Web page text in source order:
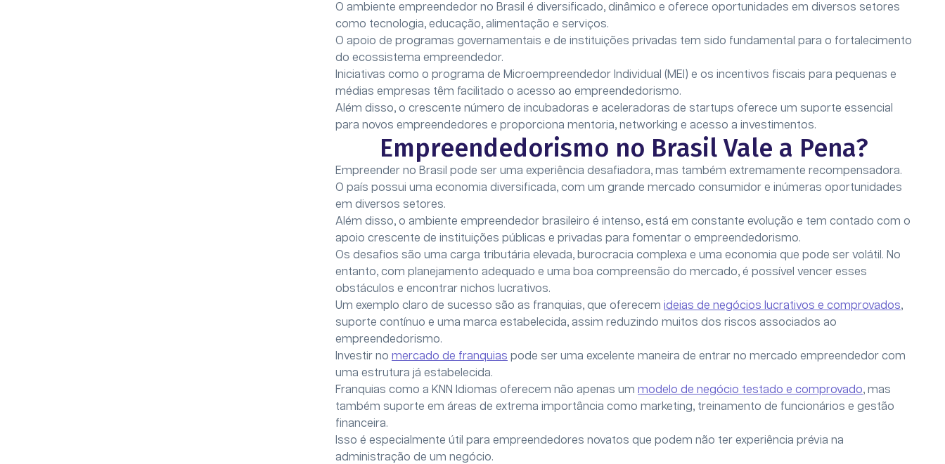
O ambiente empreendedor no Brasil é diversificado, dinâmico e oferece oportunidades em diversos setores
como tecnologia, educação, alimentação e serviços.
O apoio de programas governamentais e de instituições privadas tem sido fundamental para o fortalecimento
do ecossistema empreendedor.
Iniciativas como o programa de Microempreendedor Individual (MEI) e os incentivos fiscais para pequenas e
médias empresas têm facilitado o acesso ao empreendedorismo.
Além disso, o crescente número de incubadoras e aceleradoras de startups oferece um suporte essencial
para novos empreendedores e proporciona mentoria, networking e acesso a investimentos.
Empreendedorismo no Brasil Vale a Pena?
Empreender no Brasil pode ser uma experiência desafiadora, mas também extremamente recompensadora.
O país possui uma economia diversificada, com um grande mercado consumidor e inúmeras oportunidades
em diversos setores.
Além disso, o ambiente empreendedor brasileiro é intenso, está em constante evolução e tem contado com o
apoio crescente de instituições públicas e privadas para fomentar o empreendedorismo.
Os desafios são uma carga tributária elevada, burocracia complexa e uma economia que pode ser volátil. No
entanto, com planejamento adequado e uma boa compreensão do mercado, é possível vencer esses
obstáculos e encontrar nichos lucrativos.
Um exemplo claro de sucesso são as franquias, que oferecem ideias de negócios lucrativos e comprovados,
suporte contínuo e uma marca estabelecida, assim reduzindo muitos dos riscos associados ao
empreendedorismo.
Investir no mercado de franquias pode ser uma excelente maneira de entrar no mercado empreendedor com
uma estrutura já estabelecida.
Franquias como a KNN Idiomas oferecem não apenas um modelo de negócio testado e comprovado, mas
também suporte em áreas de extrema importância como marketing, treinamento de funcionários e gestão
financeira.
Isso é especialmente útil para empreendedores novatos que podem não ter experiência prévia na
administração de um negócio.